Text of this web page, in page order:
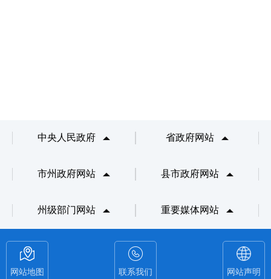
中央人民政府 省政府网站
市州政府网站 县市政府网站
州级部门网站 重要媒体网站
网站地图 联系我们 网站声明